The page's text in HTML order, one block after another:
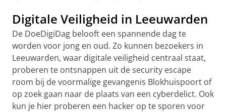
Digitale Veiligheid in Leeuwarden
De DoeDigiDag belooft een spannende dag te
worden voor jong en oud. Zo kunnen bezoekers in
Leeuwarden, waar digitale veiligheid centraal staat,
proberen te ontsnappen uit de security escape
room bij de voormalige gevangenis Blokhuispoort of
op zoek gaan naar de plaats van een cyberdelict. Ook
kun je hier proberen een hacker op te sporen voor